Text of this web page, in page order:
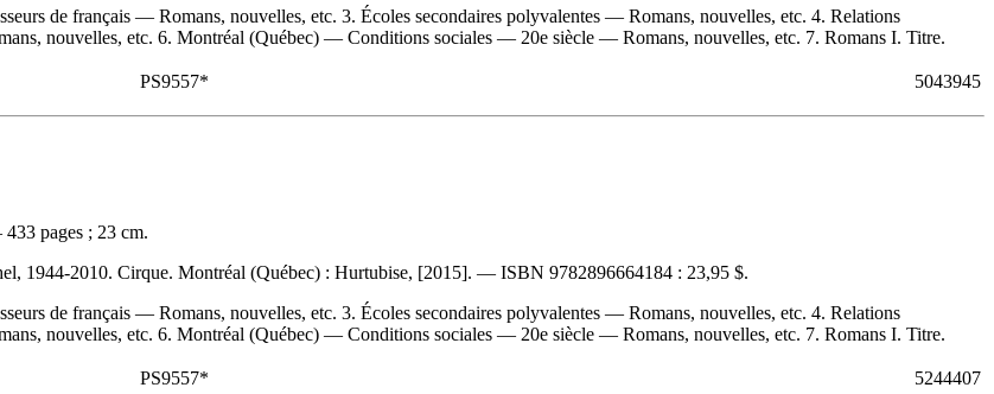
de français — Romans, nouvelles, etc. 3. Écoles secondaires polyvalentes — Romans, nouvelles, etc. 4. Relations
nouvelles, etc. 6. Montréal (Québec) — Conditions sociales — 20e siècle — Romans, nouvelles, etc. 7. Romans I. Titre.
PS9557* 5043945
pages ; 23 cm.
1944-2010. Cirque. Montréal (Québec) : Hurtubise, [2015]. — ISBN 9782896664184 : 23,95 $.
de français — Romans, nouvelles, etc. 3. Écoles secondaires polyvalentes — Romans, nouvelles, etc. 4. Relations
nouvelles, etc. 6. Montréal (Québec) — Conditions sociales — 20e siècle — Romans, nouvelles, etc. 7. Romans I. Titre.
PS9557* 5244407